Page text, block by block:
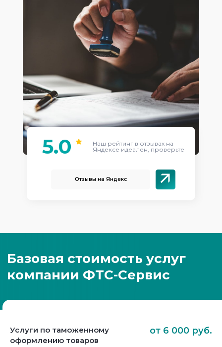
Отзывы на Яндекс
5.0
Наш рейтинг в отзывах на
Яндексе идеален, проверьте
Услуги по таможенному
оформлению товаров
от 6 000 руб.